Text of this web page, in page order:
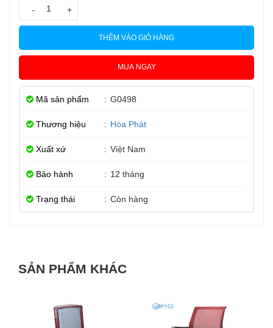
- +
THÊM VÀO GIỎ HÀNG
MUA NGAY
Mã sản phẩm : G0498
Thương hiệu : Hòa Phát
Xuất xứ : Việt Nam
Bảo hành : 12 tháng
Trạng thái : Còn hàng
SẢN PHẨM KHÁC
-28%